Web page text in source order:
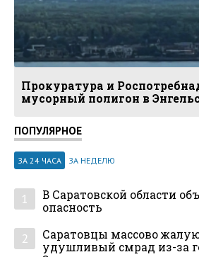
Прокуратура и
мусорный полигон в
ПОПУЛЯРНОЕ
ЗА 24 ЧАСА ЗА НЕДЕЛЮ
1
В Саратовской области
опасность
2
Саратовцы массово
удушливый смрад из-за